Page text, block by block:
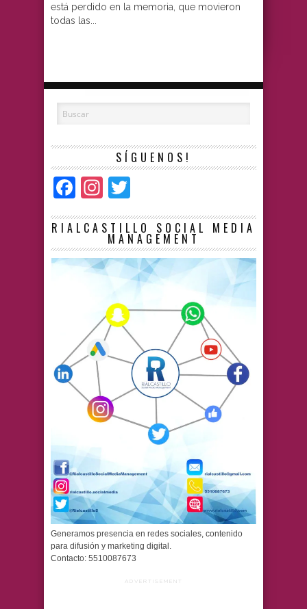
está perdido en la memoria, que movieron
todas las...
SÍGUENOS!
Facebook
Instagram
RIALCASTILLO SOCIAL MEDIA
MANAGEMENT
Generamos presencia en redes sociales, contenido
para difusión y marketing digital.
Contacto: 5510087673
ADVERTISEMENT